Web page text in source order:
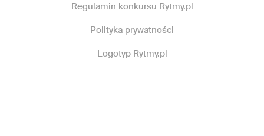
Regulamin konkursu Rytmy.pl
Polityka prywatności
Logotyp Rytmy.pl